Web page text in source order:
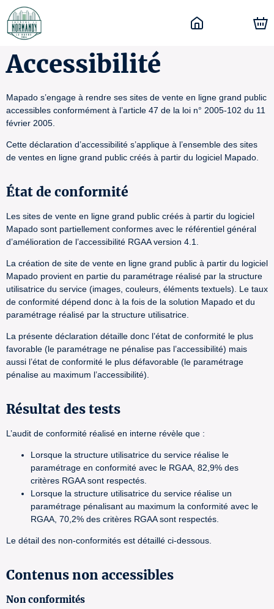
Accessibilité
Mapado s’engage à rendre ses sites de vente en ligne grand public
accessibles conformément à l’article 47 de la loi n° 2005-102 du 11
février 2005.
Cette déclaration d’accessibilité s’applique à l’ensemble des sites
de ventes en ligne grand public créés à partir du logiciel Mapado.
État de conformité
Les sites de vente en ligne grand public créés à partir du logiciel
Mapado sont partiellement conformes avec le référentiel général
d’amélioration de l’accessibilité RGAA version 4.1.
La création de site de vente en ligne grand public à partir du logiciel
Mapado provient en partie du paramétrage réalisé par la structure
utilisatrice du service (images, couleurs, éléments textuels). Le taux
de conformité dépend donc à la fois de la solution Mapado et du
paramétrage réalisé par la structure utilisatrice.
La présente déclaration détaille donc l’état de conformité le plus
favorable (le paramétrage ne pénalise pas l’accessibilité) mais
aussi l’état de conformité le plus défavorable (le paramétrage
pénalise au maximum l’accessibilité).
Résultat des tests
L’audit de conformité réalisé en interne révèle que :
Lorsque la structure utilisatrice du service réalise le
paramétrage en conformité avec le RGAA, 82,9% des
critères RGAA sont respectés.
Lorsque la structure utilisatrice du service réalise un
paramétrage pénalisant au maximum la conformité avec le
RGAA, 70,2% des critères RGAA sont respectés.
Le détail des non-conformités est détaillé ci-dessous.
Contenus non accessibles
Non conformités